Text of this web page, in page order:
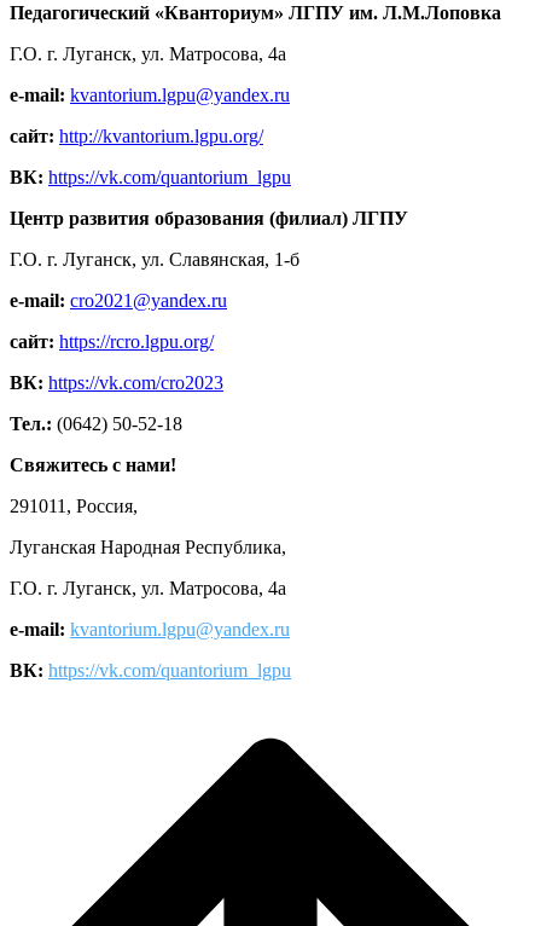
Педагогический «Кванториум» ЛГПУ им. Л.М.Лоповка
Г.О. г. Луганск, ул. Матросова, 4а
e-mail: kvantorium.lgpu@yandex.ru
сайт: http://kvantorium.lgpu.org/
ВК: https://vk.com/quantorium_lgpu
Центр развития образования (филиал) ЛГПУ
Г.О. г. Луганск, ул. Славянская, 1-б
e-mail: cro2021@yandex.ru
сайт: https://rcro.lgpu.org/
ВК: https://vk.com/cro2023
Тел.: (0642) 50-52-18
Свяжитесь с нами!
291011, Россия,
Луганская Народная Республика,
Г.О. г. Луганск, ул. Матросова, 4а
e-mail: kvantorium.lgpu@yandex.ru
ВК: https://vk.com/quantorium_lgpu